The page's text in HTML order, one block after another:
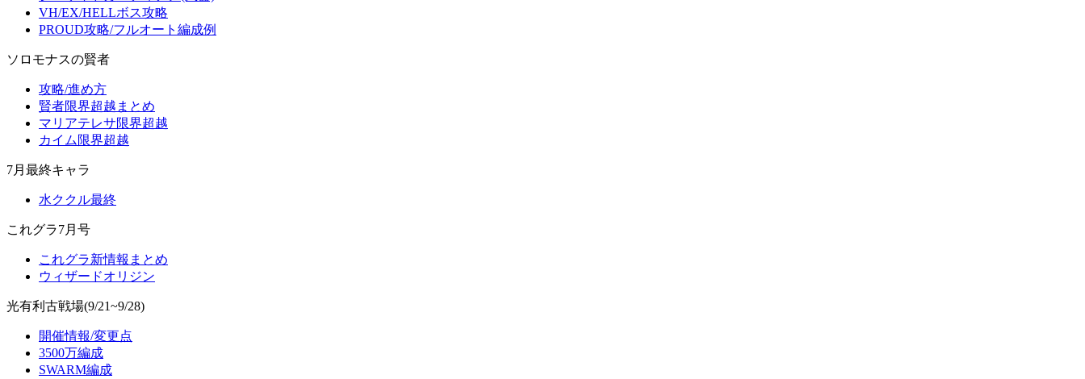
VH/EX/HELLボス攻略
PROUD攻略/フルオート編成例
ソロモナスの賢者
攻略/進め方
賢者限界超越まとめ
マリアテレサ限界超越
カイム限界超越
7月最終キャラ
水ククル最終
これグラ7月号
これグラ新情報まとめ
ウィザードオリジン
光有利古戦場(9/21~9/28)
開催情報/変更点
3500万編成
SWARM編成